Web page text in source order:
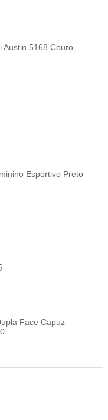
Austin 5168 Couro
Esportivo Preto
Face Capuz